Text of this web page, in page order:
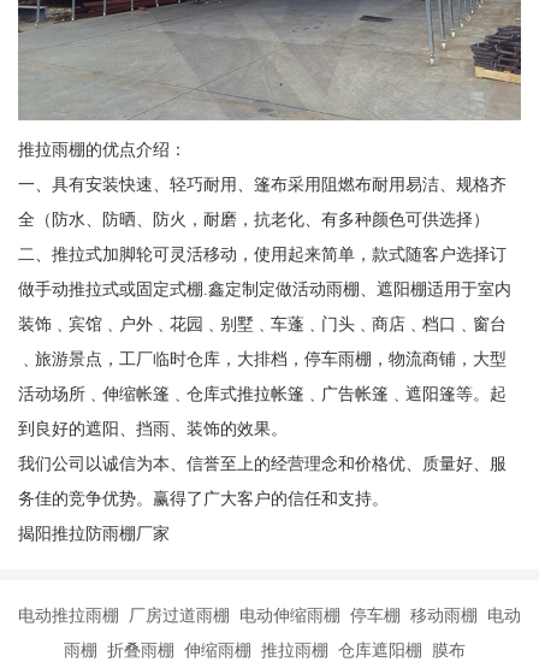
推拉雨棚的优点介绍：
一、具有安装快速、轻巧耐用、篷布采用阻燃布耐用易洁、规格齐
全（防水、防晒、防火，耐磨，抗老化、有多种颜色可供选择）
二、推拉式加脚轮可灵活移动，使用起来简单，款式随客户选择订
做手动推拉式或固定式棚.鑫定制定做活动雨棚、遮阳棚适用于室内
装饰﹑宾馆﹑户外﹑花园﹑别墅﹑车蓬﹑门头﹑商店﹑档口﹑窗台
﹑旅游景点，工厂临时仓库，大排档，停车雨棚，物流商铺，大型
活动场所﹑伸缩帐篷﹑仓库式推拉帐篷﹑广告帐篷﹑遮阳篷等。起
到良好的遮阳、挡雨、装饰的效果。
我们公司以诚信为本、信誉至上的经营理念和价格优、质量好、服
务佳的竞争优势。赢得了广大客户的信任和支持。
揭阳推拉防雨棚厂家
电动推拉雨棚 厂房过道雨棚 电动伸缩雨棚 停车棚 移动雨棚 电动
雨棚 折叠雨棚 伸缩雨棚 推拉雨棚 仓库遮阳棚 膜布